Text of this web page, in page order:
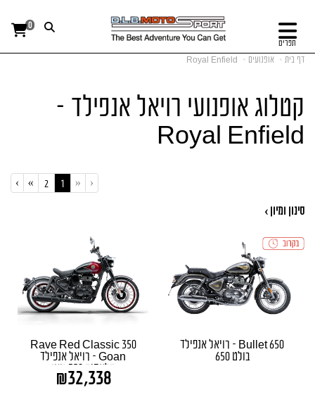
תפריט
0
דף בית אופנועים Royal Enfield
קטלוג אופנועי רויאל אנפילד -
Royal Enfield
‹
«
1
2
»
›
סינון ומיון ›
Bullet 650 – רויאל אנפילד
בולט 650
Rave Red Classic 350
Goan – רויאל אנפילד
קלאסיק 350 גואן
₪32,338